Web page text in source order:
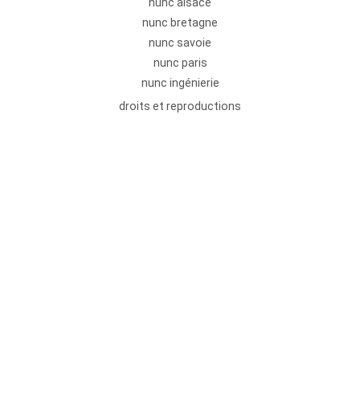
nunc bretagne
nunc savoie
nunc paris
nunc ingénierie
droits et reproductions